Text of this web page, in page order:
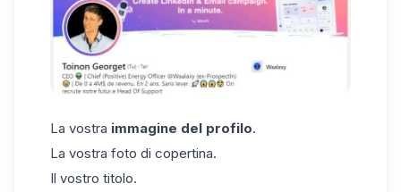
La vostra immagine del profilo.
La vostra foto di copertina.
Il vostro titolo.